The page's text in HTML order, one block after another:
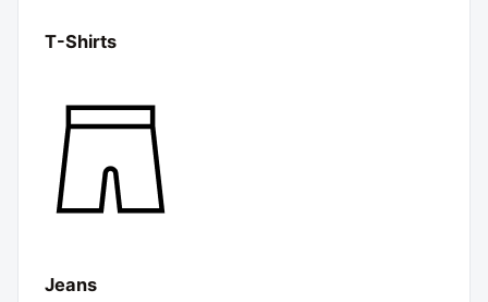
T-Shirts
Jeans